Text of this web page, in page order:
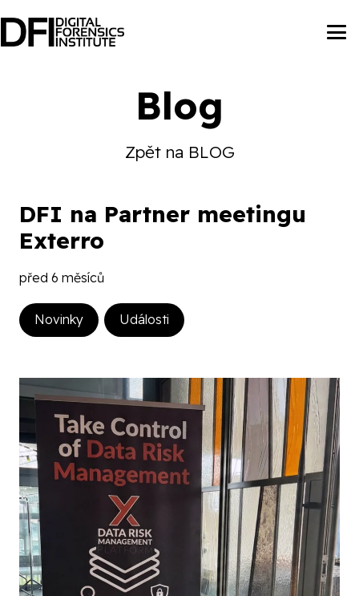
Blog
Zpět na BLOG
DFI na Partner meetingu
Exterro
před 6 měsíců
Novinky Události